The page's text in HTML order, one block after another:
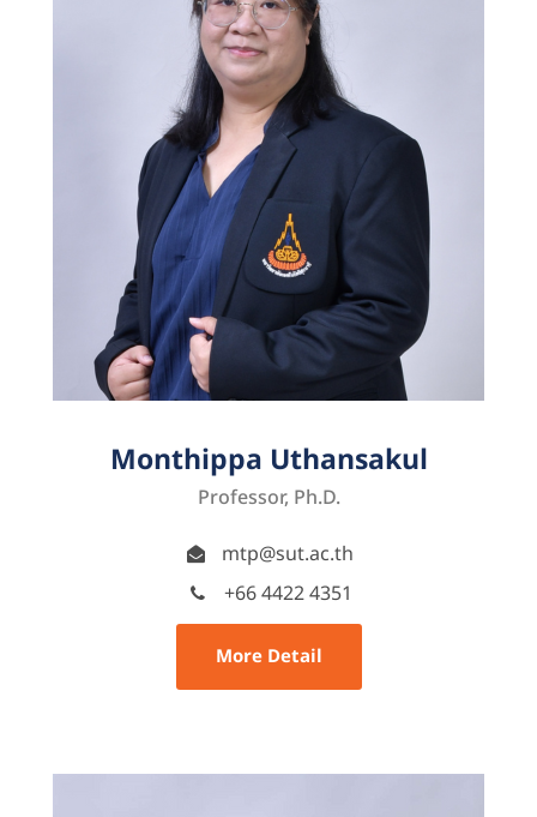
Monthippa Uthansakul
Professor, Ph.D.
mtp@sut.ac.th
+66 4422 4351
More Detail